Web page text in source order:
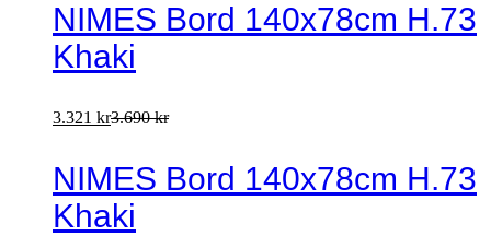
NIMES Bord 140x78cm H.73
Khaki
3.321 kr3.690kr
NIMES Bord 140x78cm H.73
Khaki